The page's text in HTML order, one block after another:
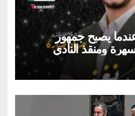
يصبح جمهور
ومنقذ النادي